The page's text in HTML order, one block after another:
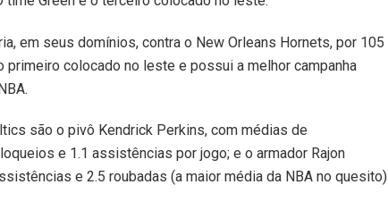
em seus domínios, contra o New Orleans Hornets, por 105
primeiro colocado no leste e possui a melhor campanha
são o pivô Kendrick Perkins, com médias de
e 1.1 assistências por jogo; e o armador Rajon
e 2.5 roubadas (a maior média da NBA no quesito)